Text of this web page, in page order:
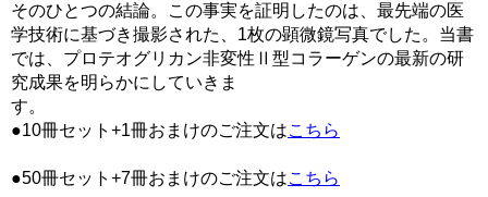
そのひとつの結論。この事実を証明したのは、最先端の医
学技術に基づき撮影された、1枚の顕微鏡写真でした。当書
では、プロテオグリカン非変性Ⅱ型コラーゲンの最新の研
究成果を明らかにしていきま
●10冊セット+1冊おまけのご注文はこちら
●50冊セット+7冊おまけのご注文はこちら